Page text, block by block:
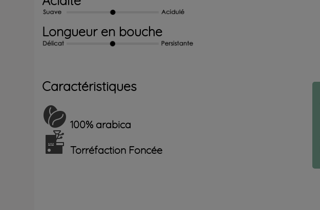
Longueur en bouche
Caractéristiques
100% arabica
Torréfaction Foncée